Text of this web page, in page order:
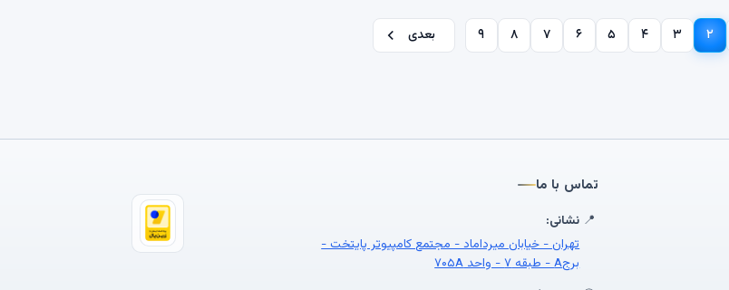
۲ ۳ ۴ ۵ ۶ ۷ ۸ ۹ بعدی
تماس با ما
📍 نشانی:
تهران - خیابان میرداماد - مجتمع کامپیوتر پایتخت -
برجA - طبقه ۷ - واحد ۷۰۵A